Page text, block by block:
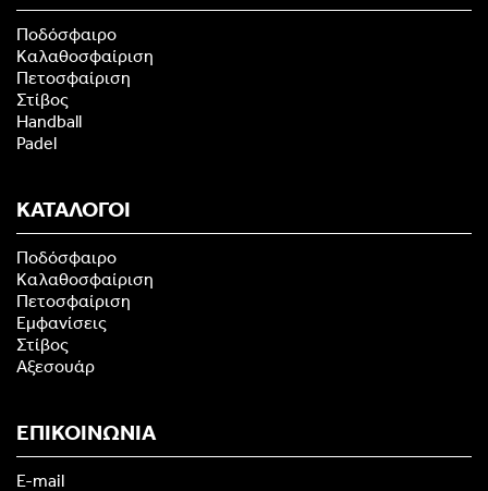
Ποδόσφαιρο
Καλαθοσφαίριση
Πετοσφαίριση
Στίβος
Handball
Padel
ΚΑΤΑΛΟΓΟΙ
Ποδόσφαιρο
Καλαθοσφαίριση
Πετοσφαίριση
Εμφανίσεις
Στίβος
Αξεσουάρ
ΕΠΙΚΟΙΝΩΝΙΑ
E-mail